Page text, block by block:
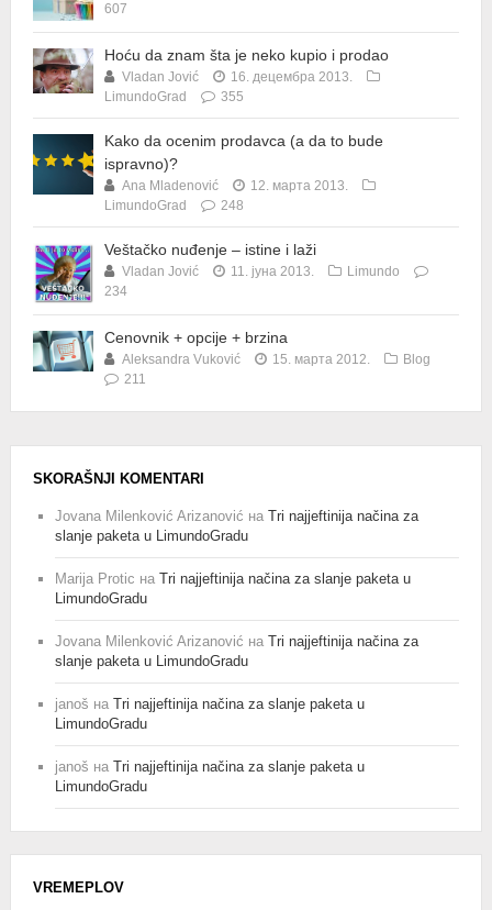
607
Hoću da znam šta je neko kupio i prodao
Vladan Jović
16. децембра 2013.
LimundoGrad
355
Kako da ocenim prodavca (a da to bude
ispravno)?
Ana Mladenović
12. марта 2013.
LimundoGrad
248
Veštačko nuđenje – istine i laži
Vladan Jović 11. јуна 2013.
Limundo
234
Cenovnik + opcije + brzina
Aleksandra Vuković 15. марта 2012.
Blog
211
SKORAŠNJI KOMENTARI
Jovana Milenković Arizanović на Tri najjeftinija načina za
slanje paketa u LimundoGradu
Marija Protic на Tri najjeftinija načina za slanje paketa u
LimundoGradu
Jovana Milenković Arizanović на Tri najjeftinija načina za
slanje paketa u LimundoGradu
janoš на Tri najjeftinija načina za slanje paketa u
LimundoGradu
janoš на Tri najjeftinija načina za slanje paketa u
LimundoGradu
VREMEPLOV